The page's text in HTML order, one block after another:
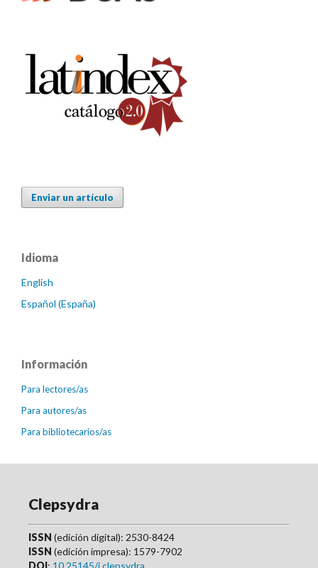
Enviar un artículo
Idioma
English
Español (España)
Información
Para lectores/as
Para autores/as
Para bibliotecarios/as
Clepsydra
ISSN (edición digital): 2530-8424
ISSN (edición impresa): 1579-7902
DOI: 10.25145/j.clepsydra